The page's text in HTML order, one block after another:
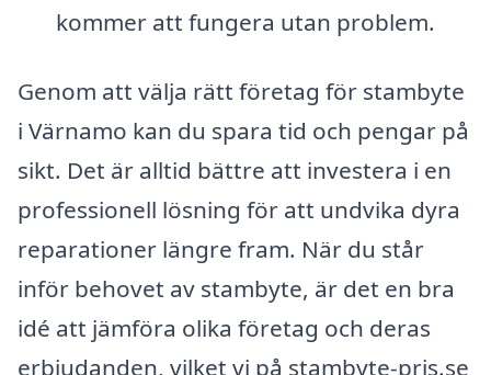
kommer att fungera utan problem.
Genom att välja rätt företag för stambyte
i Värnamo kan du spara tid och pengar på
sikt. Det är alltid bättre att investera i en
professionell lösning för att undvika dyra
reparationer längre fram. När du står
inför behovet av stambyte, är det en bra
idé att jämföra olika företag och deras
erbjudanden, vilket vi på stambyte-pris.se